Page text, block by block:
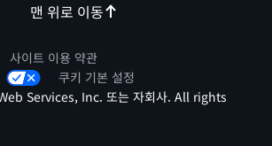
맨 위로 이동
사이트 이용 약관
쿠키 기본 설정
Services, Inc. 또는 자회사. All rights